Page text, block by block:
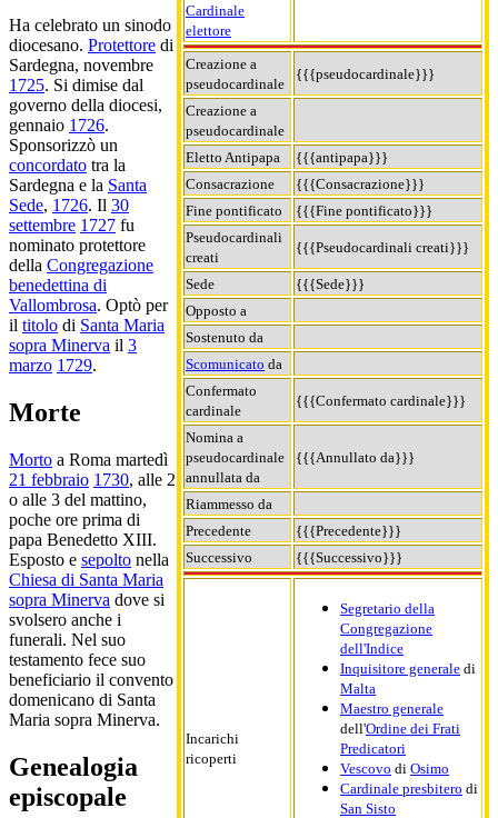
Cardinale
elettore
Creazione a
pseudocardinale
{{{pseudocardinale}}}
Creazione a
pseudocardinale
Eletto Antipapa
{{{antipapa}}}
Consacrazione
{{{Consacrazione}}}
Fine pontificato
{{{Fine pontificato}}}
Pseudocardinali
creati
{{{Pseudocardinali creati}}}
Sede
{{{Sede}}}
Opposto a
Sostenuto da
Scomunicato da
Confermato
cardinale
{{{Confermato cardinale}}}
Nomina a
pseudocardinale
annullata da
{{{Annullato da}}}
Riammesso da
Precedente
{{{Precedente}}}
Successivo
{{{Successivo}}}
Incarichi
ricoperti
Segretario della
Congregazione
dell'Indice
Inquisitore generale di
Malta
Maestro generale
dell'Ordine dei Frati
Predicatori
Vescovo di Osimo
Cardinale presbitero di
San Sisto
Ha celebrato un sinodo
diocesano. Protettore di
Sardegna, novembre
1725. Si dimise dal
governo della diocesi,
gennaio 1726.
Sponsorizzò un
concordato tra la
Sardegna e la Santa
Sede, 1726. Il 30
settembre 1727 fu
nominato protettore
della Congregazione
benedettina di
Vallombrosa. Optò per
il titolo di Santa Maria
sopra Minerva il 3
marzo 1729.
Morte
Morto a Roma martedì
21 febbraio 1730, alle 2
o alle 3 del mattino,
poche ore prima di
papa Benedetto XIII.
Esposto e sepolto nella
Chiesa di Santa Maria
sopra Minerva dove si
svolsero anche i
funerali. Nel suo
testamento fece suo
beneficiario il convento
domenicano di Santa
Maria sopra Minerva.
Genealogia
episcopale